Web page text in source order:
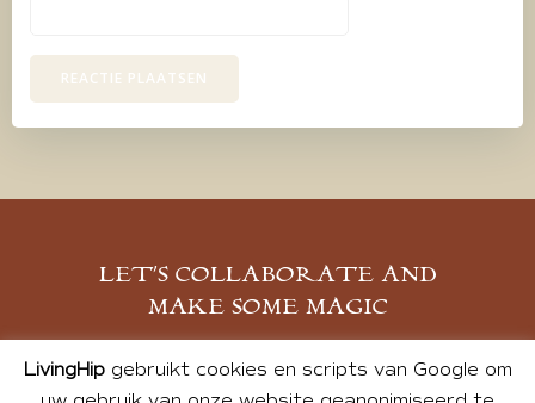
LET’S COLLABORATE AND
MAKE SOME MAGIC
MELD JE AAN
LivingHipgebruikt cookies en scripts van Google om